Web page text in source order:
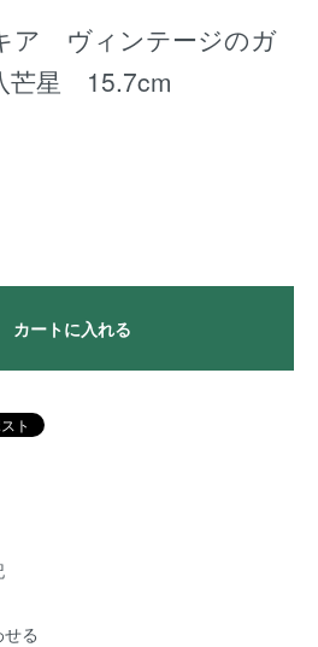
ア ヴィンテージのガ
芒星 15.7cm
カートに入れる
る